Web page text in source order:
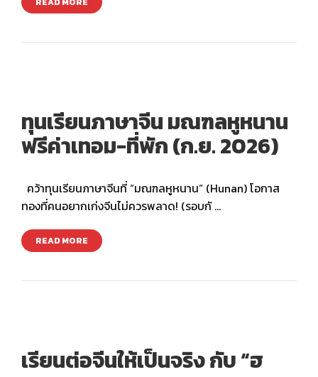
ทุนเรียนภาษาจีน มณฑลหูหนาน
ฟรีค่าเทอม-ที่พัก (ก.ย. 2026)
คว้าทุนเรียนภาษาจีนที่ “มณฑลหูหนาน” (Hunan) โอกาส
ทองที่คนอยากเก่งจีนไม่ควรพลาด! (รอบกั …
READ MORE
เรียนต่อจีนให้เป็นจริง กับ “ฮ